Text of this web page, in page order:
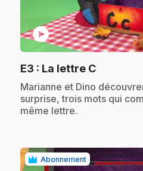
play_circle
E3 : La lettre C.
.Marianne et Dino
surprise, trois mots qui
même lettre.
Abonnement